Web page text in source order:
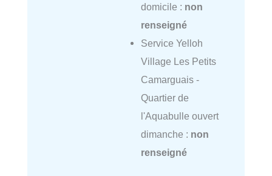
domicile : non
renseigné
Service Yelloh
Village Les Petits
Camarguais -
Quartier de
l'Aquabulle ouvert
dimanche : non
renseigné